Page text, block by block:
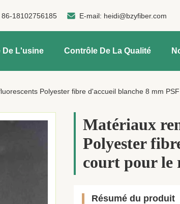
86-18102756185 E-mail: heidi@bzyfiber.com
De L'usine Contrôle De La Qualité
Polyester fibre d'accueil blanche 8 mm
Matériaux
Polyester
court pour le
Résumé du produit